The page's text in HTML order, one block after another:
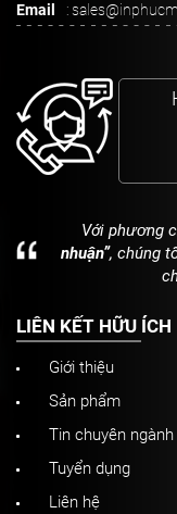
Email
:
Với phương
nhuận”, chúng
LIÊN KẾT HỮU ÍCH
Giới thiệu
Sản phẩm
Tin chuyên ngành
Tuyển dụng
Liên hệ